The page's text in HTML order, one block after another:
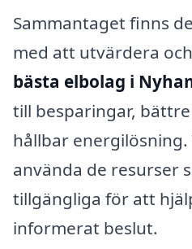
Sammantaget finns
med att utvärdera
bästa elbolag i
till besparingar,
hållbar
använda de resurser
tillgängliga för att
informerat beslut.